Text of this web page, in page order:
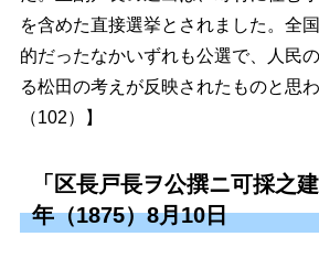
を含めた直接選挙とされました。全
的だったなかいずれも公選で、人民
る松田の考えが反映されたものと思
（102）】
「区長戸長ヲ公撰ニ可採之
年（1875）8月10日